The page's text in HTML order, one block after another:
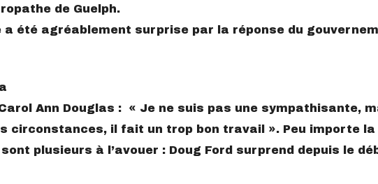
‌de‌ ‌Guelph.‌
a été agréablement surprise par la réponse du
‌Ann‌ ‌Douglas‌ :‌ ‌« ‌Je‌ ‌ne‌ ‌suis‌ ‌pas‌ ‌une‌ ‌sympathisante,‌
‌circonstances,‌ ‌il‌ ‌fait‌ ‌un‌ ‌trop‌ ‌bon‌ ‌travail ».‌ ‌Peu‌ ‌importe‌ ‌la‌
‌plusieurs‌ ‌à‌ ‌l’avouer‌ :‌ ‌‌Doug‌ ‌Ford‌ ‌surprend‌ ‌depuis‌ ‌le‌